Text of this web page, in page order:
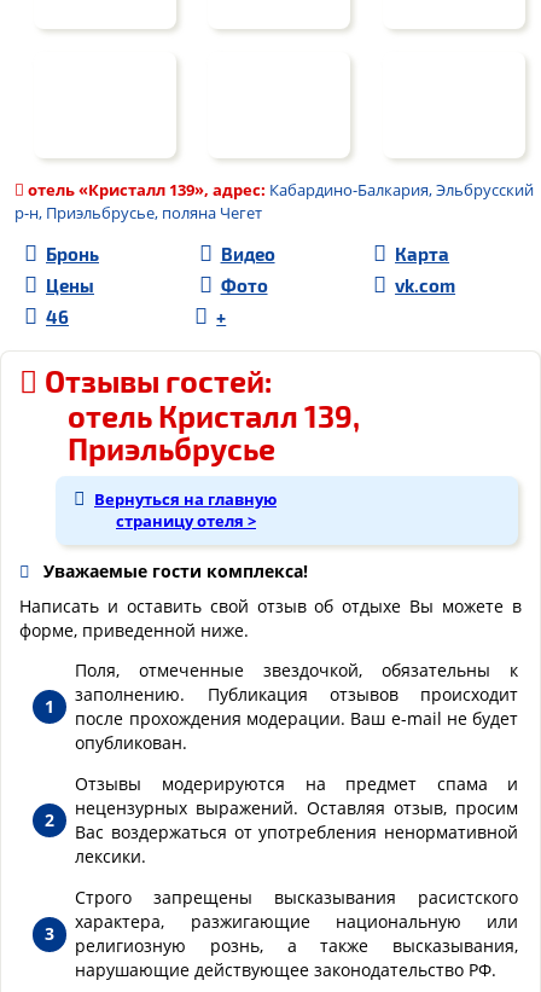
отель «Кристалл 139», адрес: Кабардино-Балкария, Эльбрусский
р-н, Приэльбрусье, поляна Чегет
Бронь
Цены
Видео
Фото
Карта
vk.com
46
+
Отзывы гостей:
отель Кристалл 139,
Приэльбрусье
Вернуться на главную
страницу отеля >
Уважаемые гости комплекса!
Написать и оставить свой отзыв об отдыхе Вы можете в
форме, приведенной ниже.
Поля, отмеченные звездочкой, обязательны к
заполнению. Публикация отзывов происходит
после прохождения модерации. Ваш e-mail не будет
опубликован.
Отзывы модерируются на предмет спама и
нецензурных выражений. Оставляя отзыв, просим
Вас воздержаться от употребления ненормативной
лексики.
Строго запрещены высказывания расистского
характера, разжигающие национальную или
религиозную рознь, а также высказывания,
нарушающие действующее законодательство РФ.